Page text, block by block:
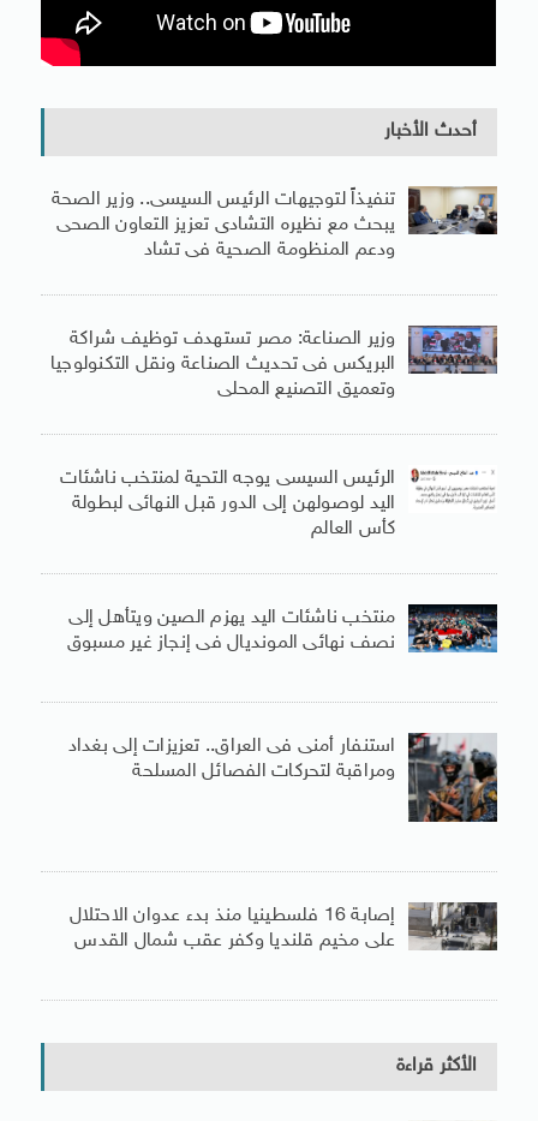
أحدث الأخبار
تنفيذاً لتوجيهات الرئيس السيسى.. وزير الصحة
يبحث مع نظيره التشادى تعزيز التعاون الصحى
ودعم المنظومة الصحية فى تشاد
وزير الصناعة: مصر تستهدف توظيف شراكة
البريكس فى تحديث الصناعة ونقل التكنولوجيا
وتعميق التصنيع المحلى
الرئيس السيسى يوجه التحية لمنتخب ناشئات
اليد لوصولهن إلى الدور قبل النهائى لبطولة
كأس العالم
منتخب ناشئات اليد يهزم الصين ويتأهل إلى
نصف نهائى المونديال فى إنجاز غير مسبوق
استنفار أمنى فى العراق.. تعزيزات إلى بغداد
ومراقبة لتحركات الفصائل المسلحة
إصابة 16 فلسطينيا منذ بدء عدوان الاحتلال
على مخيم قلنديا وكفر عقب شمال القدس
الأكثر قراءة